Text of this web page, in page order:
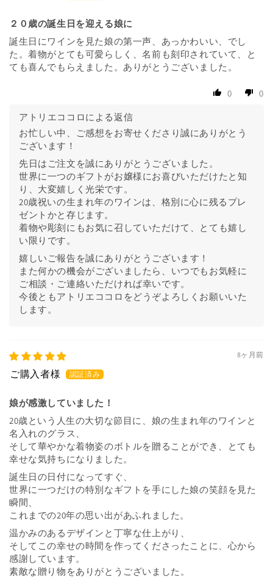
２０歳の誕生日を迎える娘に
誕生日にワインを見た娘の第一声、あっかわいい、でし
た。着物がとても可愛らしく、名前も刻印されていて、と
ても喜んでもらえました。ありがとうございました。
0 0
アトリエココロによる返信
お忙しい中、ご感想をお寄せくださり誠にありがとう
ございます！
先日はご注文を誠にありがとうございました。
世界に一つのギフトがお嬢様にお喜びいただけたと知
り、大変嬉しく光栄です。
20歳祝いの生まれ年のワインは、格別に心に残るプレ
ゼントかと存じます。
着物や彫刻にもお気に召していただけて、とても嬉し
い限りです。
嬉しいご報告を誠にありがとうございます！
また何かの機会がございましたら、いつでもお気軽に
ご相談・ご連絡いただければ幸いです。
今後ともアトリエココロをどうぞよろしくお願いいた
します。
8ヶ月前
娘が感激していました！
20歳という人生の大切な節目に、娘の生まれ年のワインと
名入れのグラス、
そして華やかな着物姿のボトルを贈ることができ、とても
幸せな気持ちになりました。
誕生日の日付になってすぐ、
世界に一つだけの特別なギフトを手にした娘の笑顔を見た
瞬間、
これまでの20年の思い出があふれました。
温かみのあるデザインと丁寧な仕上がり、
そしてこの幸せの時間を作ってくださったことに、心から
感謝しています。
素敵な贈り物をありがとうございました。